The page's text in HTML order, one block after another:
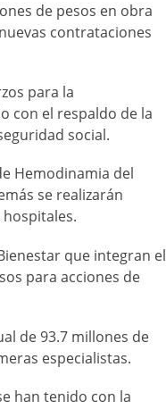
de pesos en obra
contrataciones
para la
con el respaldo de la
social.
Hemodinamia del
se realizarán
que integran el
para acciones de
de 93.7 millones de
especialistas.
han tenido con la